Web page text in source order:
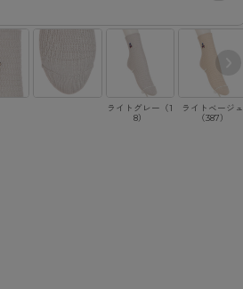
トランクス
Tバック・ビキニ
肌着・インナー
ル
ワイヤーブラ
スポーツブラ
ショーツ
レギュラーショーツライトグレー（1
8）
ライトベージュ
（387）